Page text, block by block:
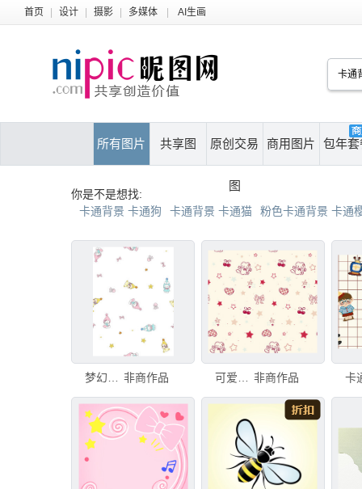
首页 设计 摄影 多媒体 AI生画
所有图片 共享图 原创交易
图
商用图片 包年套
你是不是想找:
卡通背景 卡通狗 卡通背景 卡通猫 粉色卡通背景 卡通
非商作品 非商作品